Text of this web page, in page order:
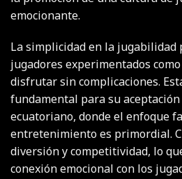
emocionante.
La simplicidad en la
jugadores experimentados
disfrutar sin complicaciones.
fundamental para su
ecuatoriano, donde el enfoque
entretenimiento es primordial.
diversión y competitividad, lo
conexión emocional con los